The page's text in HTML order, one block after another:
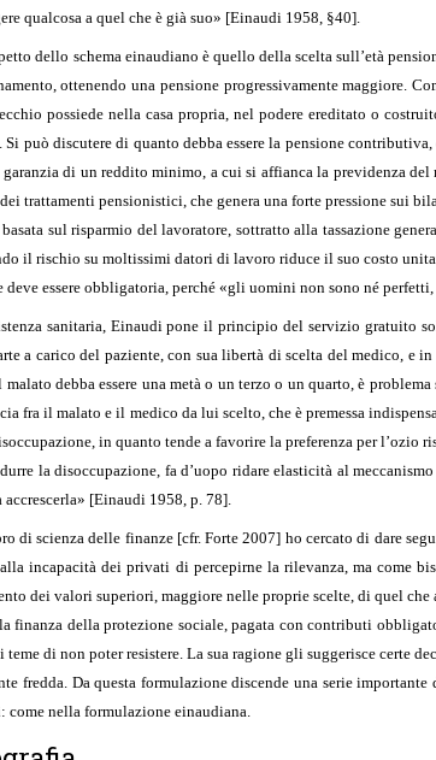
qualcosa a quel che è già suo» [Einaudi 1958, §40].
dello schema einaudiano è quello della scelta sull’età
ottenendo una pensione progressivamente maggiore.
possiede nella casa propria, nel podere ereditato o
Si può discutere di quanto debba essere la pensione
di un reddito minimo, a cui si affianca la previdenza
trattamenti pensionistici, che genera una forte pressione sui
sul risparmio del lavoratore, sottratto alla tassazione
il rischio su moltissimi datori di lavoro riduce il suo costo
deve essere obbligatoria, perché «gli uomini non sono né
sanitaria, Einaudi pone il principio del servizio gratuito
a carico del paziente, con sua libertà di scelta del medico,
malato debba essere una metà o un terzo o un quarto, è
fra il malato e il medico da lui scelto, che è premessa
in quanto tende a favorire la preferenza per
la disoccupazione, fa d’uopo ridare elasticità al
accrescerla» [Einaudi 1958, p. 78].
di scienza delle finanze [cfr. Forte 2007] ho cercato di dare
incapacità dei privati di percepirne la rilevanza, ma come
dei valori superiori, maggiore nelle proprie scelte, di quel
finanza della protezione sociale, pagata con contributi
teme di non poter resistere. La sua ragione gli suggerisce certe
fredda. Da questa formulazione discende una serie
nella formulazione einaudiana.